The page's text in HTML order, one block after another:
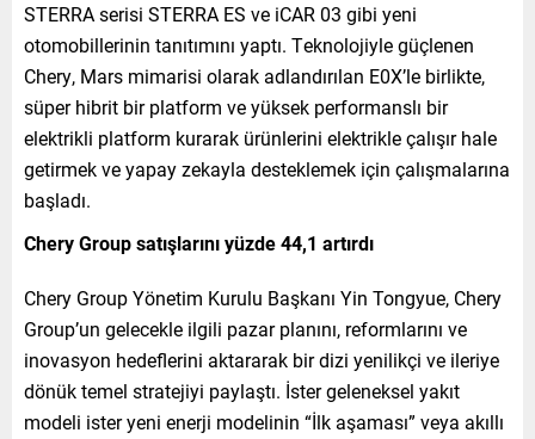
STERRA serisi STERRA ES ve iCAR 03 gibi yeni
otomobillerinin tanıtımını yaptı. Teknolojiyle güçlenen
Chery, Mars mimarisi olarak adlandırılan E0X’le birlikte,
süper hibrit bir platform ve yüksek performanslı bir
elektrikli platform kurarak ürünlerini elektrikle çalışır hale
getirmek ve yapay zekayla desteklemek için çalışmalarına
başladı.
Chery Group satışlarını yüzde 44,1 artırdı
Chery Group Yönetim Kurulu Başkanı Yin Tongyue, Chery
Group’un gelecekle ilgili pazar planını, reformlarını ve
inovasyon hedeflerini aktararak bir dizi yenilikçi ve ileriye
dönük temel stratejiyi paylaştı. İster geleneksel yakıt
modeli ister yeni enerji modelinin “İlk aşaması” veya akıllı